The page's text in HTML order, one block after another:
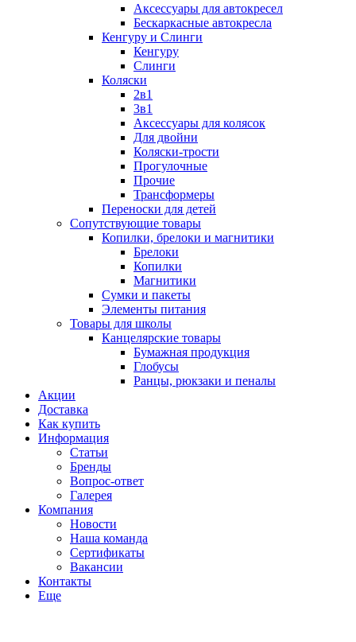
Аксессуары для автокресел
Бескаркасные автокресла
Кенгуру и Слинги
Кенгуру
Слинги
Коляски
2в1
3в1
Аксессуары для колясок
Для двойни
Коляски-трости
Прогулочные
Прочие
Трансформеры
Переноски для детей
Сопутствующие товары
Копилки, брелоки и магнитики
Брелоки
Копилки
Магнитики
Сумки и пакеты
Элементы питания
Товары для школы
Канцелярские товары
Бумажная продукция
Глобусы
Ранцы, рюкзаки и пеналы
Акции
Доставка
Как купить
Информация
Статьи
Бренды
Вопрос-ответ
Галерея
Компания
Новости
Наша команда
Сертификаты
Вакансии
Контакты
Еще